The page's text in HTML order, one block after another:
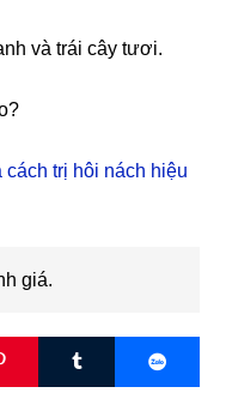
và trái cây tươi.
cách trị hôi nách hiệu
giá.